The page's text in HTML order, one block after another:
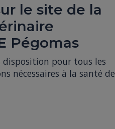
le site de la
Pégomas
disposition pour tous les
nécessaires à la santé de